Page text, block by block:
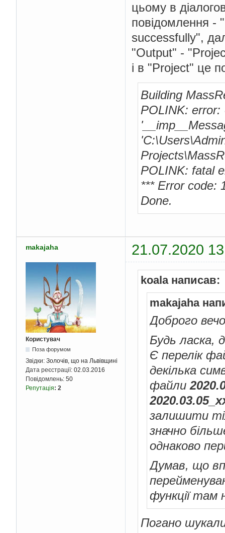
цьому в
повідомлення -
successfully",
"Output" -
і в "Project" це
Building
POLINK: error:
POLINK: fatal
*** Error code:
Done.
makajaha 21.07.2020
Користувач
Поза форумом
Звідки: Золочів, що на Львівщині
Дата реєстрації: 02.03.2016
Повідомлень: 50
Репутація: 2
koala написав:
makajaha
Доброго
Будь ласка,
Є перелік
декілька
файли
залишити
значно
однаково
Думав, що
функції
Погано